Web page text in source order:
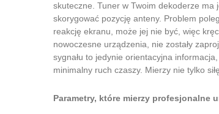
skuteczne. Tuner w Twoim dekoderze ma
skorygować pozycję anteny. Problem
reakcję ekranu, może jej nie być, więc
nowoczesne urządzenia, nie zostały
sygnału to jedynie orientacyjna
minimalny ruch czaszy. Mierzy nie tylko
Parametry, które mierzy profesjonalne